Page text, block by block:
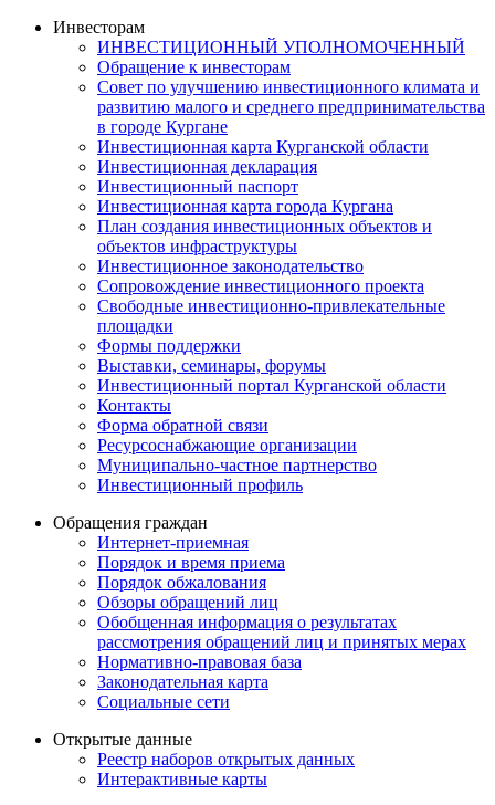
Инвесторам
ИНВЕСТИЦИОННЫЙ УПОЛНОМОЧЕННЫЙ
Обращение к инвесторам
Совет по улучшению инвестиционного климата и
развитию малого и среднего предпринимательства
в городе Кургане
Инвестиционная карта Курганской области
Инвестиционная декларация
Инвестиционный паспорт
Инвестиционная карта города Кургана
План создания инвестиционных объектов и
объектов инфраструктуры
Инвестиционное законодательство
Сопровождение инвестиционного проекта
Свободные инвестиционно-привлекательные
площадки
Формы поддержки
Выставки, семинары, форумы
Инвестиционный портал Курганской области
Контакты
Форма обратной связи
Ресурсоснабжающие организации
Муниципально-частное партнерство
Инвестиционный профиль
Обращения граждан
Интернет-приемная
Порядок и время приема
Порядок обжалования
Обзоры обращений лиц
Обобщенная информация о результатах
рассмотрения обращений лиц и принятых мерах
Нормативно-правовая база
Законодательная карта
Социальные сети
Открытые данные
Реестр наборов открытых данных
Интерактивные карты